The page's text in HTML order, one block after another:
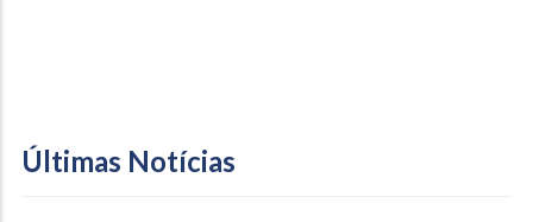
Últimas Notícias